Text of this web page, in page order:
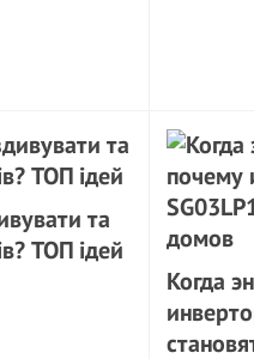
та
ТОП ідей
Когда